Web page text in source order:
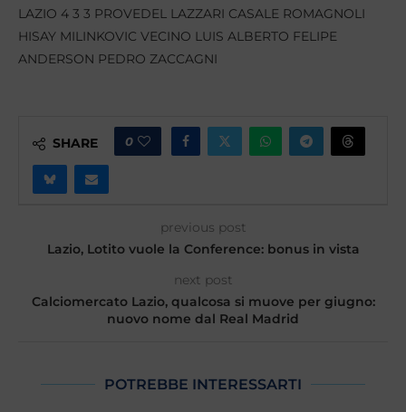
LAZIO 4 3 3 PROVEDEL LAZZARI CASALE ROMAGNOLI
HISAY MILINKOVIC VECINO LUIS ALBERTO FELIPE
ANDERSON PEDRO ZACCAGNI
SHARE 0
previous post
Lazio, Lotito vuole la Conference: bonus in vista
next post
Calciomercato Lazio, qualcosa si muove per giugno:
nuovo nome dal Real Madrid
POTREBBE INTERESSARTI